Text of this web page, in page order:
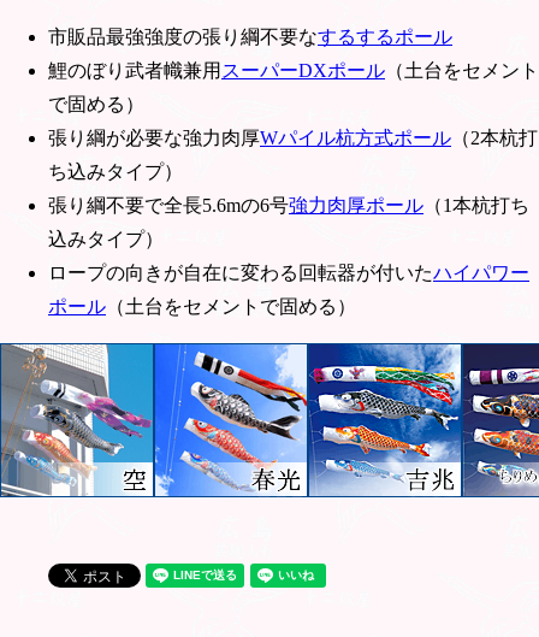
市販品最強強度の張り綱不要なするするポール
鯉のぼり武者幟兼用 スーパーDXポール （土台をセメント
で固める）
張り綱が必要な強力肉厚Wパイル杭方式ポール （2本杭打
ち込みタイプ）
張り綱不要で全長5.6mの6号強力肉厚ポール （1本杭打ち
込みタイプ）
ロープの向きが自在に変わる回転器が付いたハイパワー
ポール （土台をセメントで固める）